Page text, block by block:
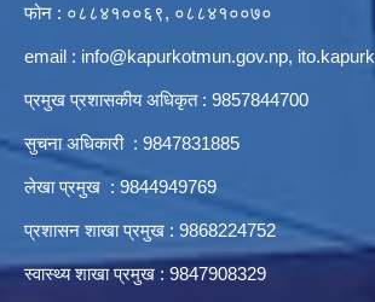
फोन : ०८८४१००६९, ०८८४१००७०
email : info@kapurkotmun.gov.np,
प्रमुख प्रशासकीय अधिकृत : 9857844700
सुचना अधिकारी : 9847831885
लेखा प्रमुख : 9844949769
प्रशासन शाखा प्रमुख : 9868224752
स्वास्थ्य शाखा प्रमुख : 9847908329